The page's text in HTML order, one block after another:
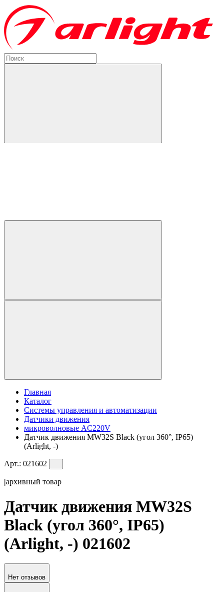
Главная
Каталог
Системы управления и автоматизации
Датчики движения
микроволновые AC220V
Датчик движения MW32S Black (угол 360°, IP65)
(Arlight, -)
Арт.: 021602
|архивный товар
Датчик движения MW32S
Black (угол 360°, IP65)
(Arlight, -) 021602
Нет отзывов